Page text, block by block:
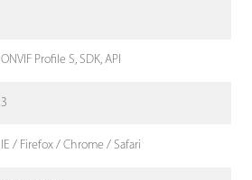
ONVIF Profile S, SDK, API
3
IE / Firefox / Chrome / Safari